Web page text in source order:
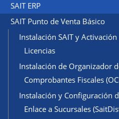
SAIT ERP
SAIT Punto de Venta Básico
Instalación SAIT y Activación
Licencias
Instalación de Organizador
Comprobantes Fiscales
Instalación y Configuración
Enlace a Sucursales